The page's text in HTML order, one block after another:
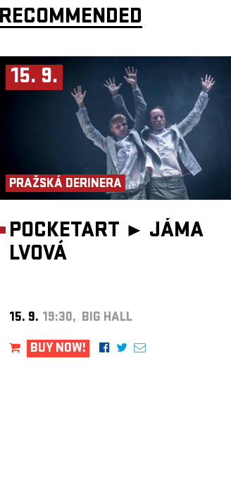
Navíc se stane spoluaktérem, který doslova vstoupí do příběhu města,
zažije ho v tělesném i emocionálním rozměru, a sám si zodpoví, co je
a co už nikoliv.
že vaše auto bude zneškodněno.
Koncept, produkce: Nebojsy
Performance: Johana Kyselková, Kristýna Štarhová, Tereza
Holubová, Ondřej Báča a Štěpán Kaminský
Scénář: Bára Viceníková a kolektiv
Dramaturgie: Vít Malota
Hudba a zvukový design: Ondřej Báča
Scénografie, kostýmy, grafika, program: Zuzana Štěpančíková
Výroba, zvukový design: Štěpán Kaminský
Produkční spolupráce: Eliška Holá
Odborná konzultace: Averil Huck, Vladimír Turner, CAMP Praha,
Matěj Michalk Žaloudek
Foto: Viktorie Macanová
Texty písní: Kultura pod hvězdami aneb píseň bytové jednotky: Bára
Viceníková, Johana Kyselková, Kristýna Štarhová, Ondřej Báča, Vít
Malota Labutí píseň: Johana Kyselková, Kristýna Štarhová, Ondřej Báča
Inscenace mohla vzniknout díky podpoře: Ministerstva kultury, Státního
fondu kultury, Magistrátu hlavního města Prahy, Paláce Akropolis,
RECOMMENDED
15. 9.
PRAŽSKÁ DERINERA
POCKETART ► JÁMA
LVOVÁ
15. 9. 19:30, BIG HALL
BUY NOW!